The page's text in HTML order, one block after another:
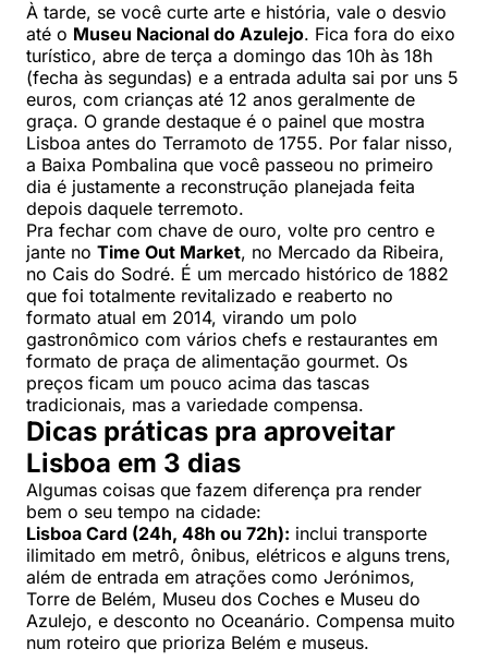
À tarde, se você curte arte e história, vale o desvio
até o Museu Nacional do Azulejo. Fica fora do eixo
turístico, abre de terça a domingo das 10h às 18h
(fecha às segundas) e a entrada adulta sai por uns 5
euros, com crianças até 12 anos geralmente de
graça. O grande destaque é o painel que mostra
Lisboa antes do Terramoto de 1755. Por falar nisso,
a Baixa Pombalina que você passeou no primeiro
dia é justamente a reconstrução planejada feita
depois daquele terremoto.
Pra fechar com chave de ouro, volte pro centro e
jante no Time Out Market, no Mercado da Ribeira,
no Cais do Sodré. É um mercado histórico de 1882
que foi totalmente revitalizado e reaberto no
formato atual em 2014, virando um polo
gastronômico com vários chefs e restaurantes em
formato de praça de alimentação gourmet. Os
preços ficam um pouco acima das tascas
tradicionais, mas a variedade compensa.
Dicas práticas pra aproveitar
Lisboa em 3 dias
Algumas coisas que fazem diferença pra render
bem o seu tempo na cidade:
Lisboa Card (24h, 48h ou 72h): inclui transporte
ilimitado em metrô, ônibus, elétricos e alguns trens,
além de entrada em atrações como Jerónimos,
Torre de Belém, Museu dos Coches e Museu do
Azulejo, e desconto no Oceanário. Compensa muito
num roteiro que prioriza Belém e museus.